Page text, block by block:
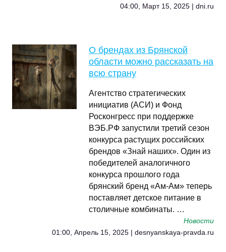
04:00, Март 15, 2025 | dni.ru
О брендах из Брянской
области можно рассказать на
всю страну
Агентство стратегических
инициатив (АСИ) и Фонд
Росконгресс при поддержке
ВЭБ.РФ запустили третий сезон
конкурса растущих российских
брендов «Знай наших». Один из
победителей аналогичного
конкурса прошлого года
брянский бренд «Ам-Ам» теперь
поставляет детское питание в
столичные комбинаты. …
Новости
01:00, Апрель 15, 2025 | desnyanskaya-pravda.ru